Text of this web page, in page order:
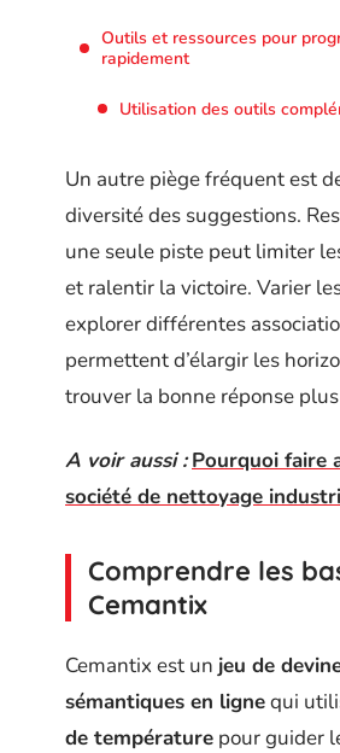
Outils et ressources pour
rapidement
Utilisation des outils
Un autre piège fréquent est
diversité des suggestions.
une seule piste peut limiter
et ralentir la victoire. Varier
explorer différentes
permettent d’élargir les
trouver la bonne réponse
A voir aussi : Pourquoi faire
société de nettoyage
Comprendre les
Cemantix
Cemantix est un jeu de
sémantiques en lignequi
de température pour guider